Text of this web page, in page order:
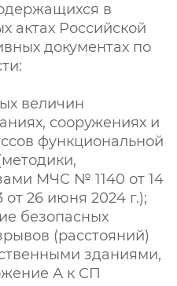
в
актах Российской
документах по
величин
сооружениях и
функциональной
МЧС № 1140 от 14
26 июня 2024 г.);
безопасных
(расстояний)
зданиями,
А к СП